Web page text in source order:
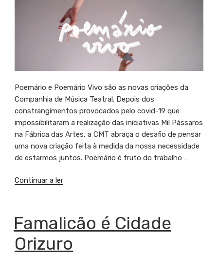
Poemário e Poemário Vivo são as novas criações da
Companhia de Música Teatral. Depois dos
constrangimentos provocados pelo covid-19 que
impossibilitaram a realização das iniciativas Mil Pássaros
na Fábrica das Artes, a CMT abraça o desafio de pensar
uma nova criação feita à medida da nossa necessidade
de estarmos juntos. Poemário é fruto do trabalho …
Continuar a ler“Mil
Fábrica
das
Artes/CCB
dá
EM
Famalicão é Cidade
Orizuro